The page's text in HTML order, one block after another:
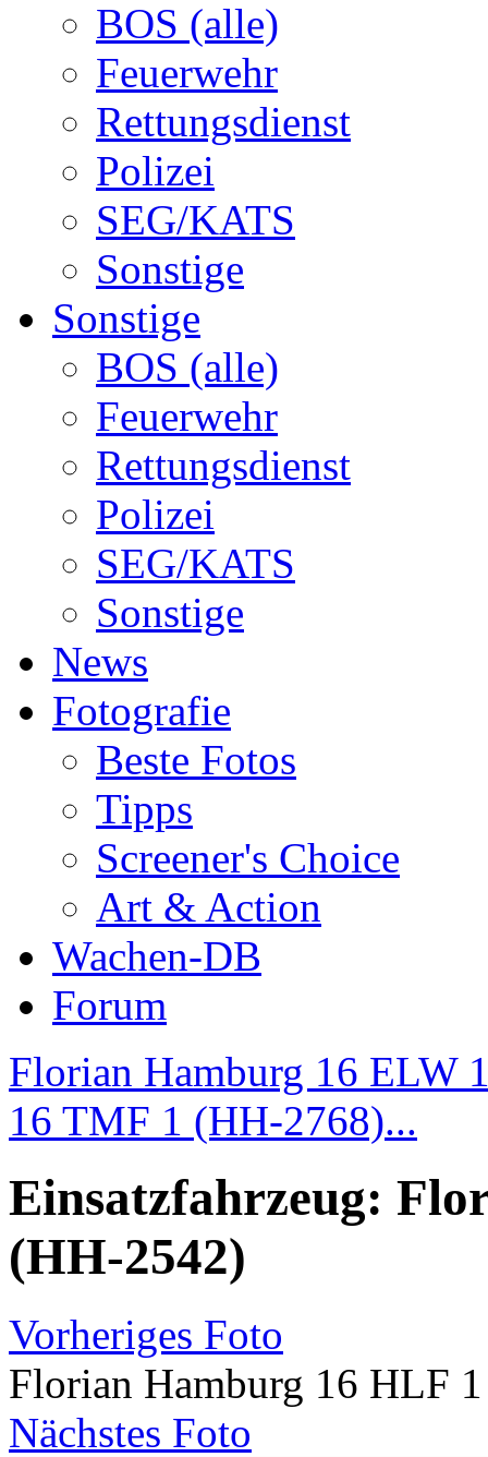
BOS (alle)
Feuerwehr
Rettungsdienst
Polizei
SEG/KATS
Sonstige
Sonstige
BOS (alle)
Feuerwehr
Rettungsdienst
Polizei
SEG/KATS
Sonstige
News
Fotografie
Beste Fotos
Tipps
Screener's Choice
Art & Action
Wachen-DB
Forum
Florian Hamburg 16 ELW
16 TMF 1 (HH-2768)...
Einsatzfahrzeug:
(HH-2542)
Vorheriges Foto
Florian Hamburg 16 HLF
Nächstes Foto